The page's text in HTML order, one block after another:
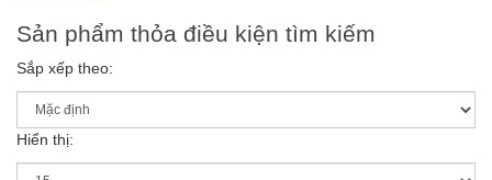
Sản phẩm thỏa điều kiện tìm kiếm
Sắp xếp theo:
Hiển thị: